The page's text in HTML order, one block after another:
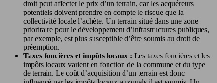
droit peut affecter le prix d’un terrain, car les acquéreurs
potentiels doivent prendre en compte le risque que la
collectivité locale l’achète. Un terrain situé dans une zone
prioritaire pour le développement d’infrastructures publiques,
par exemple, est plus susceptible d’être soumis au droit de
préemption.
Taxes foncières et impôts locaux : Les taxes foncières et les
impôts locaux varient en fonction de la commune et du type
de terrain. Le coût d’acquisition d’un terrain est donc